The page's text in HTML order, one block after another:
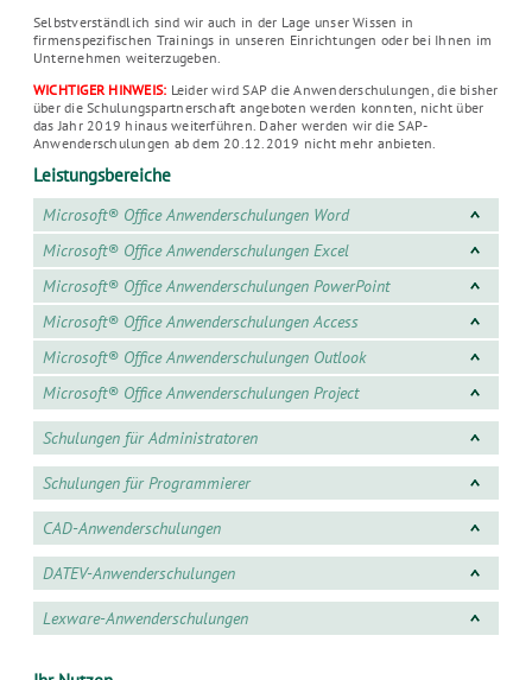
Selbstverständlich sind wir auch in der Lage unser Wissen in
firmenspezifischen Trainings in unseren Einrichtungen oder bei Ihnen im
Unternehmen weiterzugeben.
WICHTIGER HINWEIS: Leider wird SAP die Anwenderschulungen, die bisher
über die Schulungspartnerschaft angeboten werden konnten, nicht über
das Jahr 2019 hinaus weiterführen. Daher werden wir die SAP-
Anwenderschulungen ab dem 20.12.2019 nicht mehr anbieten.
Leistungsbereiche
Microsoft® Office Anwenderschulungen Word
Microsoft® Office Anwenderschulungen Excel
Microsoft® Office Anwenderschulungen PowerPoint
Microsoft® Office Anwenderschulungen Access
Microsoft® Office Anwenderschulungen Outlook
Microsoft® Office Anwenderschulungen Project
Schulungen für Administratoren
Schulungen für Programmierer
CAD-Anwenderschulungen
DATEV-Anwenderschulungen
Lexware-Anwenderschulungen